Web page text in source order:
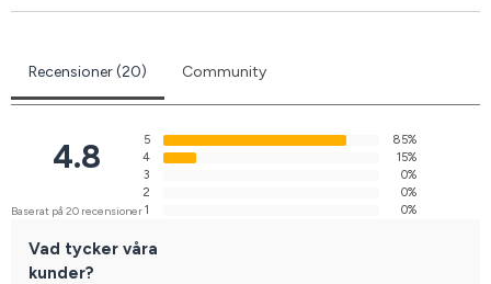
Recensioner (20) Community
4.8
Baserat på 20 recensioner
5
85%
4
15%
3
0%
2
0%
1
0%
Vad tycker våra
kunder?